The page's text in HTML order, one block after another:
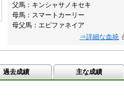
父馬：キンシャサノキセキ
母馬：スマートカーリー
母父馬：エピファネイア
⇒詳細な血統
過去成績 主な成績